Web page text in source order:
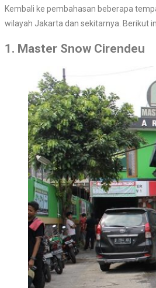
Kembali ke pembahasan beberapa
wilayah Jakarta dan sekitarnya. Berikut
1. Master Snow Cirendeu